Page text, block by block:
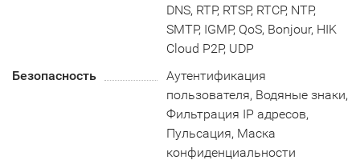
DNS, RTP, RTSP, RTCP, NTP,
SMTP, IGMP, QoS, Bonjour, HIK
Cloud P2P, UDP
Безопасность
Аутентификация
пользователя, Водяные знаки,
Фильтрация IP адресов,
Пульсация, Маска
конфиденциальности